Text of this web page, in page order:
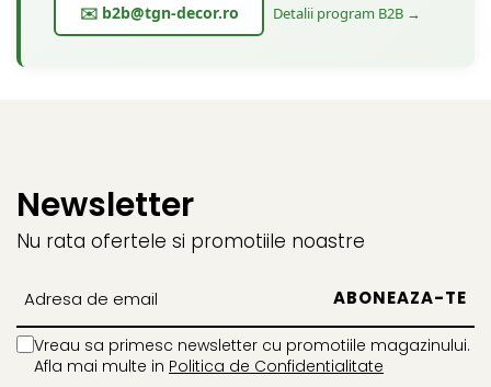
✉️ b2b@tgn-decor.ro Detalii program B2B →
Newsletter
Nu rata ofertele si promotiile noastre
Vreau sa primesc newsletter cu promotiile magazinului.
Afla mai multe in Politica de Confidentialitate